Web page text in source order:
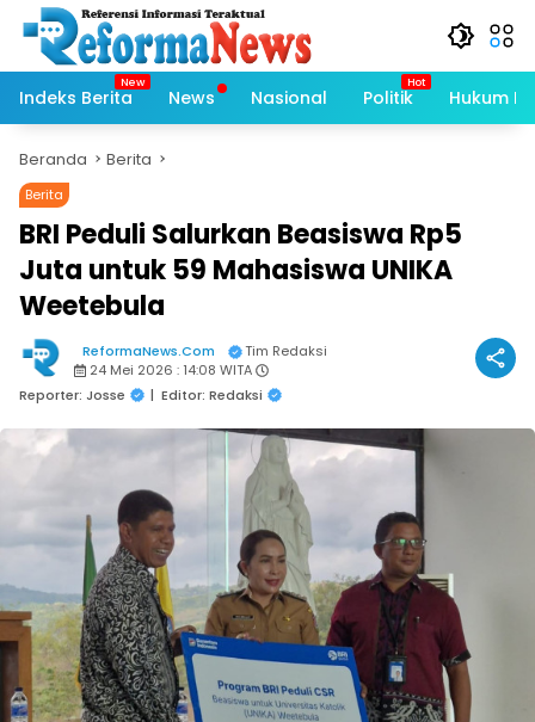
Langsung
konten
Indeks Berita
News Nasional Politik Hukum
Beranda Berita
Berita
BRI Peduli Salurkan Beasiswa Rp5
Juta untuk 59 Mahasiswa UNIKA
Weetebula
ReformaNews.Com
Tim Redaksi
24 Mei 2026 : 14:08 WITA
Reporter: Josse
| Editor: Redaksi